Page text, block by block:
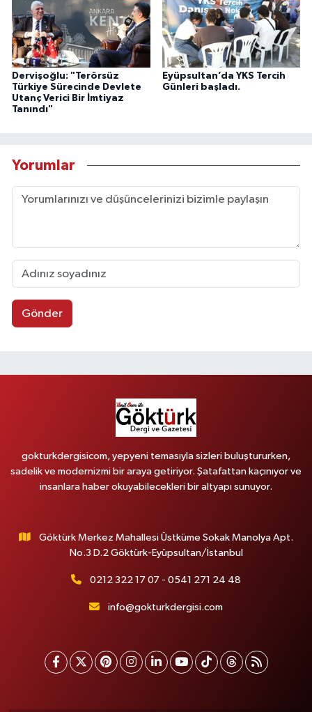
Dervişoğlu: "Terörsüz
Türkiye Sürecinde Devlete
Utanç Verici Bir İmtiyaz
Tanındı"
Eyüpsultan’da YKS Tercih
Günleri başladı.
Yorumlar
Gönder
gokturkdergisicom, yepyeni temasıyla sizleri buluştururken,
sadelik ve modernizmi bir araya getiriyor. Şatafattan kaçınıyor ve
insanlara haber okuyabilecekleri bir altyapı sunuyor.
Göktürk Merkez Mahallesi Üstküme Sokak Manolya Apt.
No.3 D.2 Göktürk-Eyüpsultan/İstanbul
0212 322 17 07 - 0541 271 24 48
info@gokturkdergisi.com